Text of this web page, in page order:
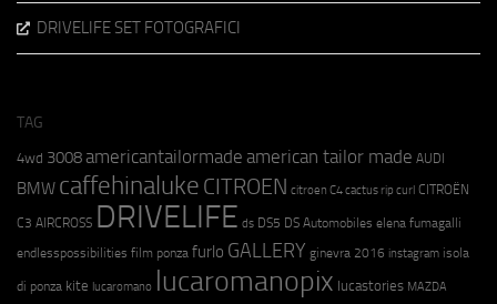
DRIVELIFE SET FOTOGRAFICI
TAG
4wd 3008americantailormade american tailor made AUDI
BMW caffehinaluke CITROEN citroen C4 cactus rip curl CITROËN
C3 AIRCROSS DRIVELIFE ds DS5 DS Automobiles elena fumagalli
endlesspossibilities film ponza furlo GALLERY ginevra 2016 instagram isola
di ponza kite lucaromano lucaromanopix lucastories MAZDA